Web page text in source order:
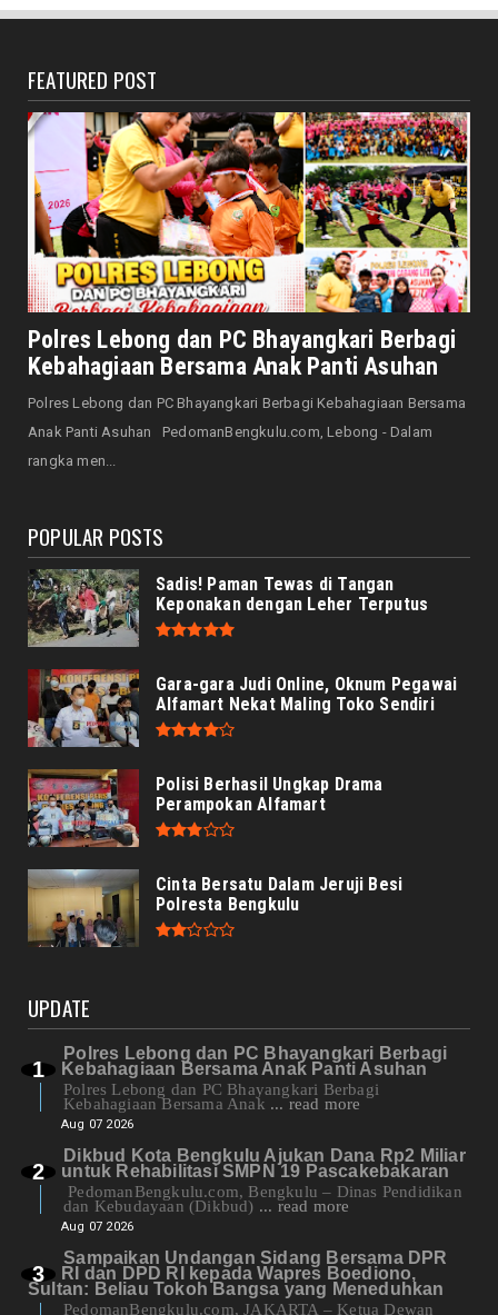
Bagikan 5.000 Bendera ...
Saat Amal Masjid Keliru, Nasib Negeri
Mengharu-biru
August 07, 2026
HONDA
Honda CUV e: Motor Listrik Canggih, Penuh
Keunggulan dan Sia...
August 07, 2026
NASIONAL
Senator Leni John Latief: Saatnya
Mengutamakan Rehabilitasi
NASIONAL
Prabowo Apresiasi Teknologi Genteng Ramah
FEATURED POST
Polres Lebong dan PC Bhayangkari Berbagi
Kebahagiaan Bersama Anak Panti Asuhan
Polres Lebong dan PC Bhayangkari Berbagi Kebahagiaan Bersama
Anak Panti Asuhan PedomanBengkulu.com, Lebong - Dalam
rangka men...
POPULAR POSTS
Sadis! Paman Tewas di Tangan
Keponakan dengan Leher Terputus
Gara-gara Judi Online, Oknum Pegawai
Alfamart Nekat Maling Toko Sendiri
Polisi Berhasil Ungkap Drama
Perampokan Alfamart
Cinta Bersatu Dalam Jeruji Besi
Polresta Bengkulu
UPDATE
Polres Lebong dan PC Bhayangkari Berbagi
Kebahagiaan Bersama Anak Panti Asuhan
Polres Lebong dan PC Bhayangkari Berbagi
Kebahagiaan Bersama Anak ... read more
Aug 07 2026
Dikbud Kota Bengkulu Ajukan Dana Rp2 Miliar
untuk Rehabilitasi SMPN 19 Pascakebakaran
PedomanBengkulu.com, Bengkulu – Dinas Pendidikan
dan Kebudayaan (Dikbud) ... read more
Aug 07 2026
Sampaikan Undangan Sidang Bersama DPR
RI dan DPD RI kepada Wapres Boediono,
Sultan: Beliau Tokoh Bangsa yang Meneduhkan
PedomanBengkulu.com, JAKARTA – Ketua Dewan